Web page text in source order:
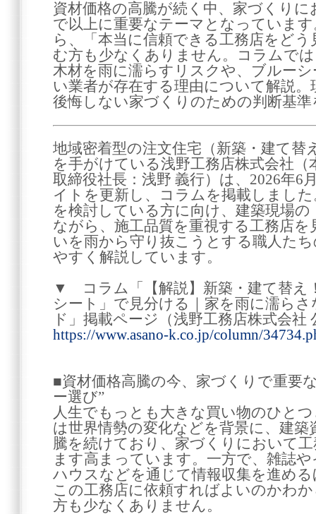
資材価格の高騰が続く中、家づくり
で以上に重要なテーマとなっていま
ら、「本当に信頼できる工務店をど
む方も少なくありません。コラムで
木材を雨に濡らすリスクや、ブルー
い業者が存在する理由について解説
後悔しない家づくりのための判断基
地域密着型の注文住宅（新築・建て
を手がけている浅野工務店株式会社（
取締役社長：浅野 義行）は、2026年6
イトを更新し、コラムを掲載しまし
を検討している方に向け、建築現場
ながら、施工品質を重視する工務店
いを雨から守り抜こうとする職人た
やすく解説しています。
▼ コラム「【解説】新築・建て替え
シート」で見分ける｜家を雨に濡ら
ド」掲載ページ（浅野工務店株式会
https://www.asano-k.co.jp/column/
■資材価格高騰の今、家づくりで重要
ー選び”
人生でもっとも大きな買い物のひと
は世界情勢の変化などを背景に、建築
騰を続けており、家づくりにおいて
ます高まっています。一方で、雑誌
ハウスなどを通じて情報収集を進め
この工務店に依頼すればよいのかわ
方も少なくありません。